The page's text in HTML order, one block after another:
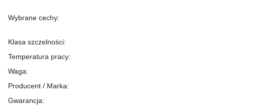
Wybrane cechy:
Klasa szczelności:
Temperatura pracy:
Waga:
Producent / Marka:
Gwarancja: